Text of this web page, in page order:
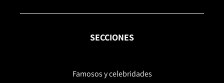
SECCIONES
Famosos y celebridades